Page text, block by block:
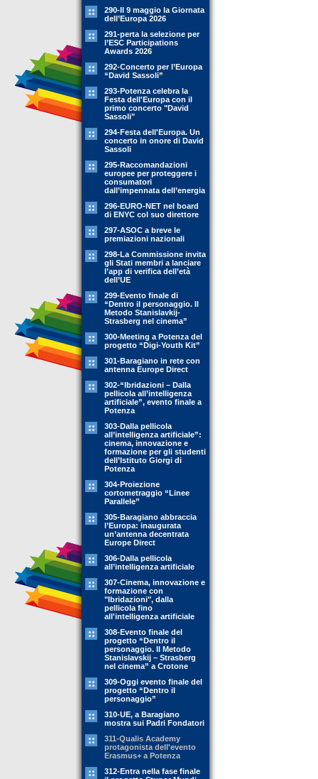
290-Il 9 maggio la Giornata
dell’Europa 2026
291-perta la selezione per
l’ESC Participations
Awards 2026
292-Concerto per l’Europa
“David Sassoli”
293-Potenza celebra la
Festa dell'Europa con il
primo concerto "David
Sassoli"
294-Festa dell'Europa. Un
concerto in onore di David
Sassoli
295-Raccomandazioni
europee per proteggere i
consumatori
dall’impennata dell’energia
296-EURO-NET nel board
di ENYC col suo direttore
297-ASOC a breve le
premiazioni nazionali
298-La Commissione invita
gli Stati membri a lanciare
l’app di verifica dell’età
dell’UE
299-Evento finale di
“Dentro il personaggio. Il
Metodo Stanislavkij-
Strasberg nel cinema”
300-Meeting a Potenza del
progetto “Digi-Youth Kit”
301-Baragiano in rete con
antenna Europe Direct
302-“Ibridazioni – Dalla
pellicola all’intelligenza
artificiale”, evento finale a
Potenza
303-Dalla pellicola
all’intelligenza artificiale”:
cinema, innovazione e
formazione per gli studenti
dell’Istituto Giorgi di
Potenza
304-Proiezione
cortometraggio “Linee
Parallele”
305-Baragiano abbraccia
l’Europa: inaugurata
un’antenna decentrata
Europe Direct
306-Dalla pellicola
all’intelligenza artificiale
307-Cinema, innovazione e
formazione con
"Ibridazioni", dalla
pellicola fino
all'intelligenza artificiale
308-Evento finale del
progetto “Dentro il
personaggio. Il Metodo
Stanislavskij – Strasberg
nel cinema” a Crotone
309-Oggi evento finale del
progetto “Dentro il
personaggio”
310-UE, a Baragiano
mostra sui Padri Fondatori
311-Qualis Academy
protagonista dell'evento
Erasmus+ a Potenza
312-Entra nella fase finale